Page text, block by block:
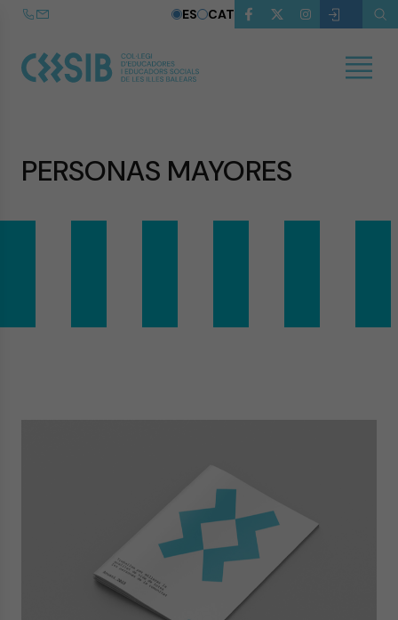
ES CAT
PERSONAS MAYORES